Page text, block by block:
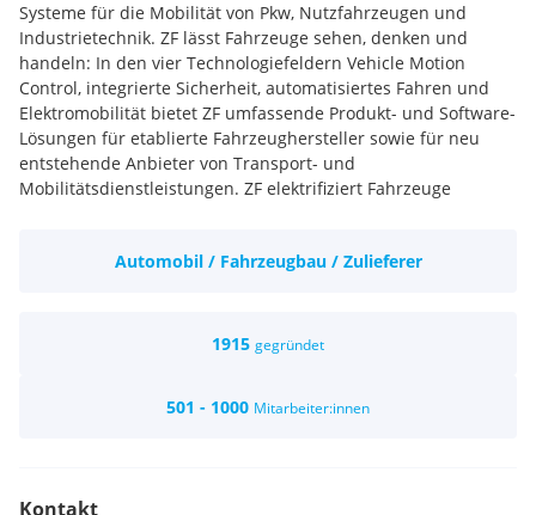
Systeme für die Mobilität von Pkw, Nutzfahrzeugen und
Industrietechnik. ZF lässt Fahrzeuge sehen, denken und
handeln: In den vier Technologiefeldern Vehicle Motion
Control, integrierte Sicherheit, automatisiertes Fahren und
Elektromobilität bietet ZF umfassende Produkt- und Software-
Lösungen für etablierte Fahrzeughersteller sowie für neu
entstehende Anbieter von Transport- und
Mobilitätsdienstleistungen. ZF elektrifiziert Fahrzeuge
schützen und die Mobilität sicherer zu machen.
Unternehmen ist an 188 Produktionsstandorten in 31
Daimler Puch AG bzw. Nachfolgefirmen) werden
Automobil / Fahrzeugbau / Zulieferer
1915 gegründet
501 - 1000 Mitarbeiter:innen
Kontakt